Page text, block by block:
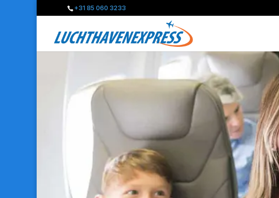
+31 85 060 3233